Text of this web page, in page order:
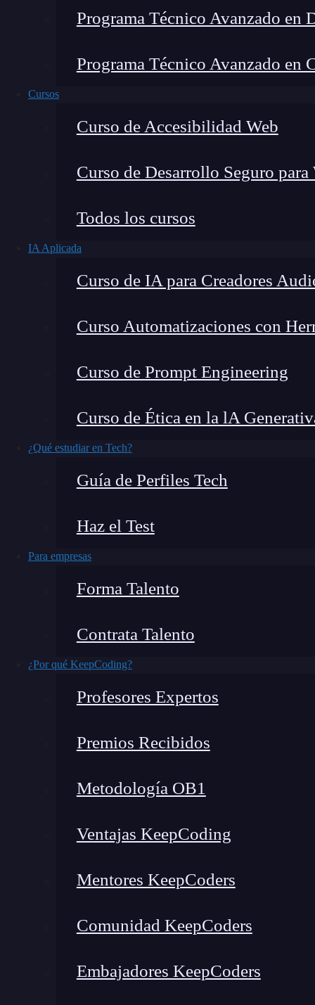
Programa Técnico Avanzado
Programa Técnico Avanzado
Cursos
Curso de Accesibilidad Web
Curso de Desarrollo Seguro para
Todos los cursos
IA Aplicada
Curso de IA para Creadores
Curso Automatizaciones con
Curso de Prompt Engineering
Curso de Ética en la lA
¿Qué estudiar en Tech?
Guía de Perfiles Tech
Haz el Test
Para empresas
Forma Talento
Contrata Talento
¿Por qué KeepCoding?
Profesores Expertos
Premios Recibidos
Metodología OB1
Ventajas KeepCoding
Mentores KeepCoders
Comunidad KeepCoders
Embajadores KeepCoders
Especialista en tecnología y formación digital,
¿Alguna vez te has preguntado qué es un
ha vuelto omnipresente. En este artículo,
gamers y cómo puedes convertirte en uno.
¿Qué encontrarás en este post?